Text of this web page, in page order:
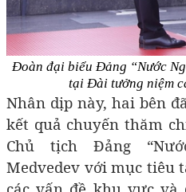
Đoàn đại biểu Đảng “Nước
tại Đài tưởng niệm
Nhân dịp này, hai bên
kết quả chuyến thăm
Chủ tịch Đảng
Medvedev với mục tiêu